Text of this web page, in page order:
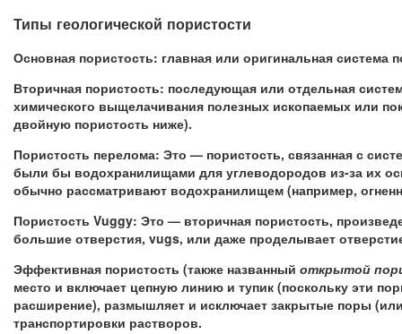
Типы геологической пористости
Основная пористость: главная или оригинальная
Вторичная пористость: последующая или отдельная
химического выщелачивания полезных ископаемых или
двойную пористость ниже).
Пористость перелома: Это — пористость, связанная с
были бы водохранилищами для углеводородов из-за их
обычно рассматривают водохранилищем (например,
Пористость Vuggy: Это — вторичная пористость,
большие отверстия, vugs, или даже проделывает
Эффективная пористость (также названный открытой
место и включает цепную линию и тупик (поскольку эти
расширение), размышляет и исключает закрытые поры
транспортировки растворов.